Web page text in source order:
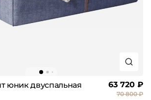
юник двуспальная
63 720 ₽
70 800 ₽